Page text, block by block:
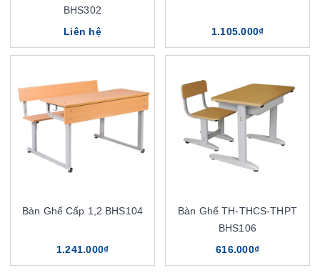
BHS302
Liên hệ
1.105.000₫
Bàn Ghế Cấp 1,2 BHS104
1.241.000₫
Bàn Ghế TH-THCS-THPT
BHS106
616.000₫